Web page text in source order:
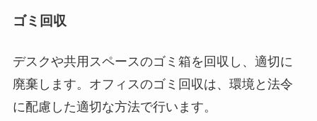
ゴミ回収
デスクや共用スペースのゴミ箱を回収し、適切に
廃棄します。オフィスのゴミ回収は、環境と法令
に配慮した適切な方法で行います。